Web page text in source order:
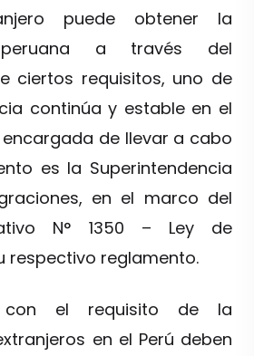
puede obtener la
peruana a través del
ciertos requisitos, uno de
continúa y estable en el
encargada de llevar a cabo
es la Superintendencia
en el marco del
N° 1350 – Ley de
respectivo reglamento.
con el requisito de la
en el Perú deben